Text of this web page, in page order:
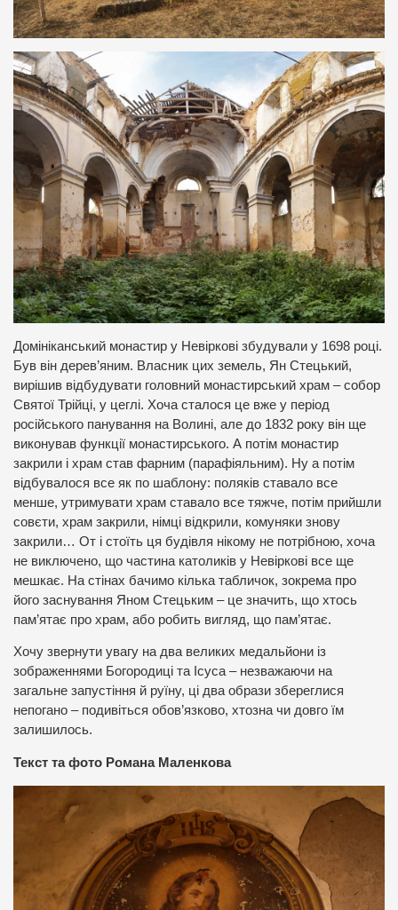
Домініканський монастир у Невіркові збудували у 1698 році.
Був він дерев’яним. Власник цих земель, Ян Стецький,
вирішив відбудувати головний монастирський храм – собор
Святої Трійці, у цеглі. Хоча сталося це вже у період
російського панування на Волині, але до 1832 року він ще
виконував функції монастирського. А потім монастир
закрили і храм став фарним (парафіяльним). Ну а потім
відбувалося все як по шаблону: поляків ставало все
менше, утримувати храм ставало все тяжче, потім прийшли
совєти, храм закрили, німці відкрили, комуняки знову
закрили… От і стоїть ця будівля нікому не потрібною, хоча
не виключено, що частина католиків у Невіркові все ще
мешкає. На стінах бачимо кілька табличок, зокрема про
його заснування Яном Стецьким – це значить, що хтось
пам’ятає про храм, або робить вигляд, що пам’ятає.
Хочу звернути увагу на два великих медальйони із
зображеннями Богородиці та Ісуса – незважаючи на
загальне запустіння й руїну, ці два образи збереглися
непогано – подивіться обов’язково, хтозна чи довго їм
залишилось.
Текст та фото Романа Маленкова